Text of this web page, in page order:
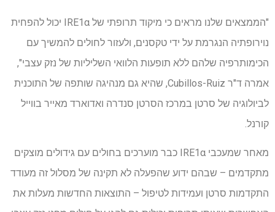
"הממצאים שלנו מראים כי מיקוד תרופתי של IRE1α יכול להפחית
נוירופתיה הנגרמת על ידי טקסנים, ולעזור לחולים להמשיך עם
הכימותרפיה שלהם ללא תופעות הלוואי השליליות של נזק עצבי",
אמרה ד"ר Cubillos-Ruiz, שהיא גם מנהיגה שותפה של התוכנית
לביולוגיה של סרטן במרכז הסרטן סנדרה ואדוארד מאייר בווייל
קורנל.
מאחר שמעכבי IRE1α כבר מוערכים בחולים עם גידולים מוצקים
מתקדמים – שבהם ידוע שהפעלה לא תקינה של מסלול זה מעודד
התקדמות סרטן ועמידות לטיפול – התוצאות החדשות מעלות את